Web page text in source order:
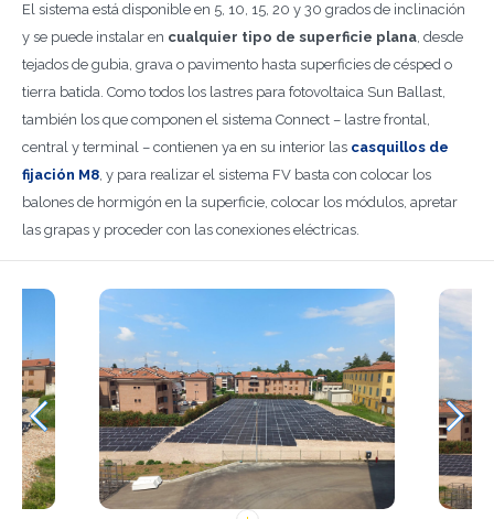
El sistema está disponible en 5, 10, 15, 20 y 30 grados de inclinación
y se puede instalar en cualquier tipo de superficie plana, desde
tejados de gubia, grava o pavimento hasta superficies de césped o
tierra batida. Como todos los lastres para fotovoltaica Sun Ballast,
también los que componen el sistema Connect – lastre frontal,
central y terminal – contienen ya en su interior las casquillos de
fijación M8, y para realizar el sistema FV basta con colocar los
balones de hormigón en la superficie, colocar los módulos, apretar
las grapas y proceder con las conexiones eléctricas.